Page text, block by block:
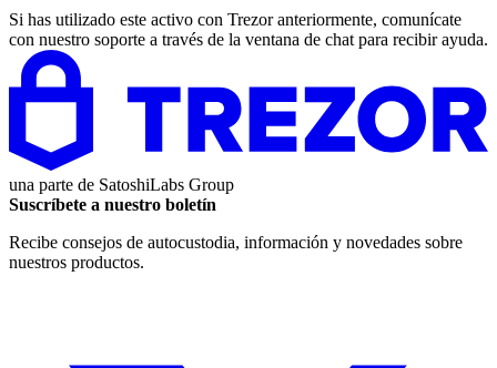
Si has utilizado este activo con Trezor anteriormente, comunícate
con nuestro soporte a través de la ventana de chat para recibir ayuda.
una parte de SatoshiLabs Group
Suscríbete a nuestro boletín
Recibe consejos de autocustodia, información y novedades sobre
nuestros productos.